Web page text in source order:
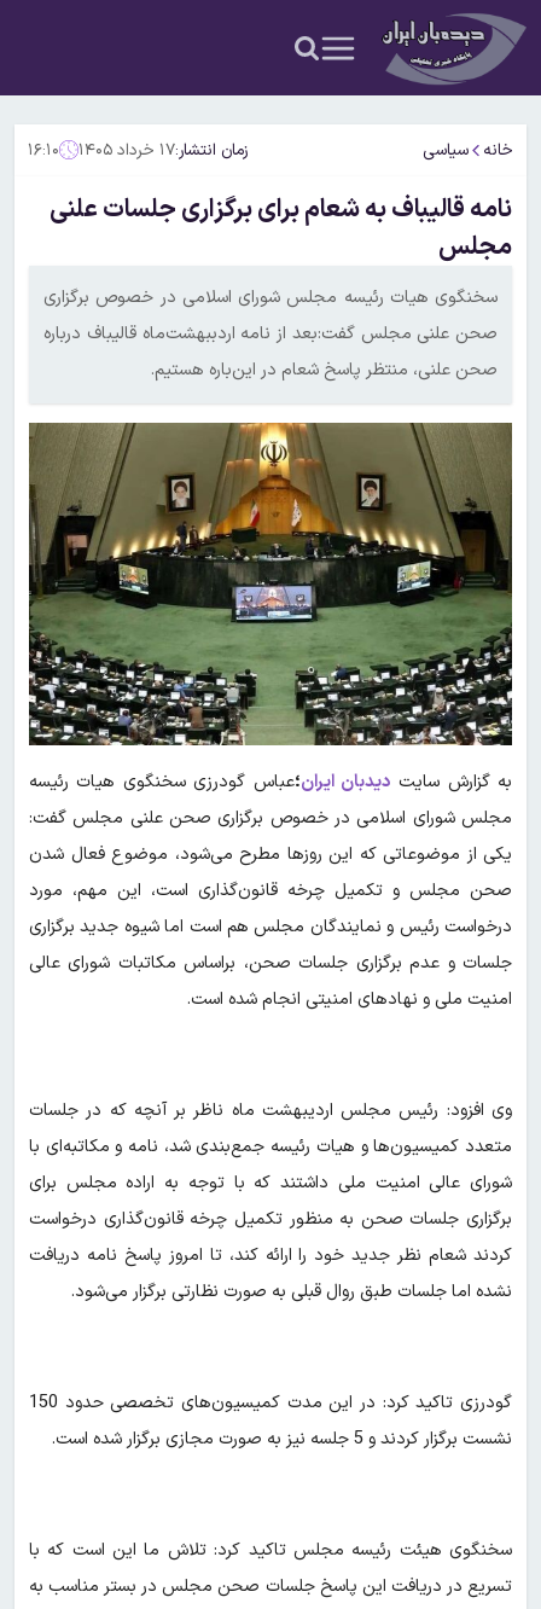
خانه سیاسی زمان انتشار:۱۷ خرداد ۱۴۰۵ ۱۶:۱۰
نامه قالیباف به شعام برای برگزاری جلسات علنی
مجلس
سخنگوی هیات رئیسه مجلس شورای اسلامی در خصوص برگزاری
صحن علنی مجلس گفت:بعد از نامه اردببهشت‌ماه قالیباف درباره
صحن علنی، منتظر پاسخ شعام در این‌باره هستیم.
به گزارش سایت دیدبان ایران؛عباس گودرزی سخنگوی هیات رئیسه
مجلس شورای اسلامی در خصوص برگزاری صحن علنی مجلس گفت:
یکی از موضوعاتی که این روزها مطرح می‌شود، موضوع فعال شدن
صحن مجلس و تکمیل چرخه قانون‌گذاری است، این مهم، مورد
درخواست رئیس و نمایندگان مجلس هم است اما شیوه جدید برگزاری
جلسات و عدم برگزاری جلسات صحن، براساس مکاتبات شورای عالی
امنیت ملی و نهادهای امنیتی انجام شده است.
وی افزود: رئیس مجلس اردیبهشت ماه ناظر بر آنچه که در جلسات
متعدد کمیسیون‌ها و هیات رئیسه جمع‌بندی شد، نامه و مکاتبه‌ای با
شورای عالی امنیت ملی داشتند که با توجه به اراده مجلس برای
برگزاری جلسات صحن به منظور تکمیل چرخه قانون‌گذاری درخواست
کردند شعام نظر جدید خود را ارائه کند، تا امروز پاسخ نامه دریافت
نشده اما جلسات طبق روال قبلی به صورت نظارتی برگزار می‌شود.
گودرزی تاکید کرد: در این مدت کمیسیون‌های تخصصی حدود 150
نشست برگزار کردند و 5 جلسه نیز به صورت مجازی برگزار شده است.
سخنگوی هیئت رئیسه مجلس تاکید کرد: تلاش ما این است که با
تسریع در دریافت این پاسخ جلسات صحن مجلس در بستر مناسب به